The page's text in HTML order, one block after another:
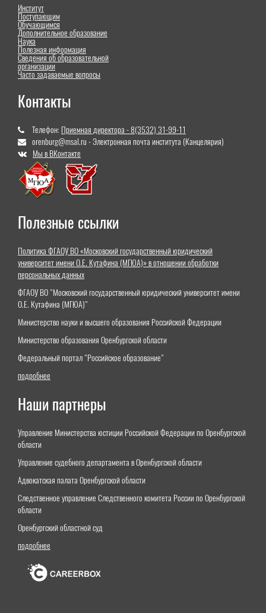
Институт
Поступающим
Обучающимся
Дополнительное образование
Наука
Полезная информация
Сведения об образовательной
организации
Часто задаваемые вопросы
Контакты
Телефон: Приемная директора - 8(3532) 31-99-11
orenburg@msal.ru - Электронная почта института (Канцелярия)
Мы в ВКонтакте
Полезные ссылки
Политика ФГАОУ ВО «Московский государственный юридический
университет имени О.Е. Кутафина (МГЮА)» в отношении обработки
персональных данных
ФГАОУ ВО "Московский государственный юридический университет имени
О.Е. Кутафина (МГЮА)"
Министерство науки и высшего образования Российской Федерации
Министерство образования Оренбургской области
Федеральный портал "Российское образование"
подробнее
Наши партнеры
Управление Министерства юстиции Российской Федерации по Оренбургской
области
Управление судебного департамента в Оренбургской области
Адвокатская палата Оренбургской области
Следственное управление Следственного комитета России по Оренбургской
области
Оренбургский областной суд
подробнее